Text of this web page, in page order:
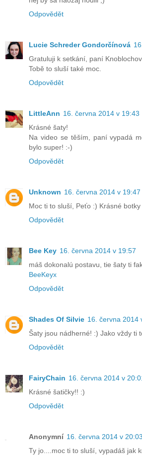
Odpovědět
Lucie Schreder Gondorčínová
Gratuluji k setkání, paní
Tobě to sluší také moc.
Odpovědět
LittleAnn 16. června 2014 v 19:43
Krásné šaty!
Na video se těším, paní vypadá
bylo super! :-)
Odpovědět
Unknown 16. června 2014 v 19:47
Moc ti to sluší, Peťo :) Krásné botky
Odpovědět
Bee Key 16. června 2014 v 19:57
máš dokonalú postavu, tie šaty ti
BeeKeyx
Odpovědět
Shades Of Silvie 16. června 2014
Šaty jsou nádherné! :) Jako vždy ti
Odpovědět
FairyChain 16. června 2014 v
Krásné šatičky!! :)
Odpovědět
Anonymní 16. června 2014 v 20:03
Ty jo....moc ti to sluší, vypadáš jak